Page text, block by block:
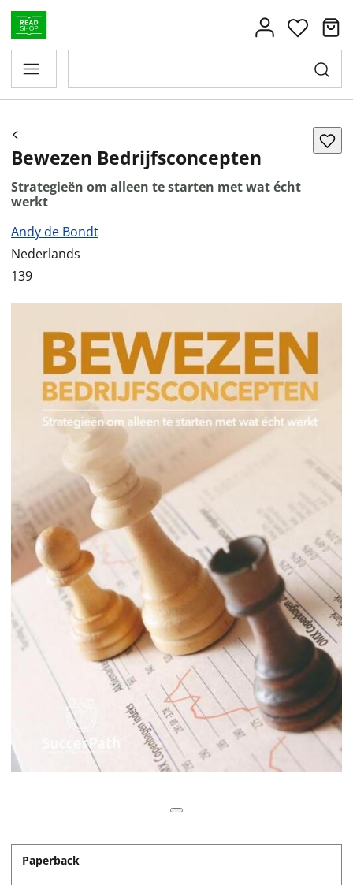
Bewezen Bedrijfsconcepten
Strategieën om alleen te starten met wat écht
werkt
Andy de Bondt
Nederlands
139
Paperback